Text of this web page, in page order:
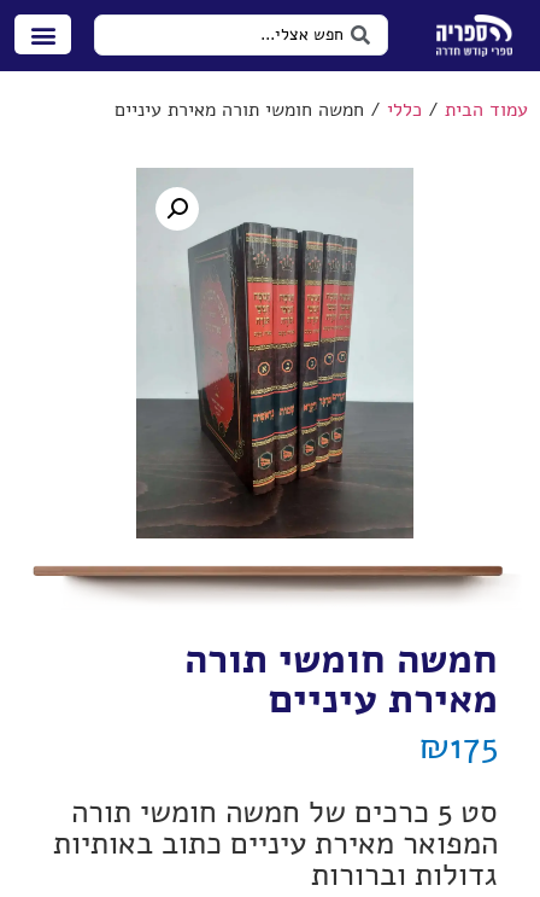
עמוד הבית / כללי / חמשה חומשי תורה מאירת עיניים
חמשה חומשי תורה
מאירת עיניים
₪175
סט 5 כרכים של חמשה חומשי תורה
המפואר מאירת עיניים כתוב באותיות
גדולות וברורות